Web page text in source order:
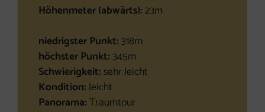
Höhenmeter (abwärts):23m
niedrigster Punkt:318m
höchster Punkt:345m
Schwierigkeit: sehr leicht
Kondition: leicht
Panorama:Traumtour